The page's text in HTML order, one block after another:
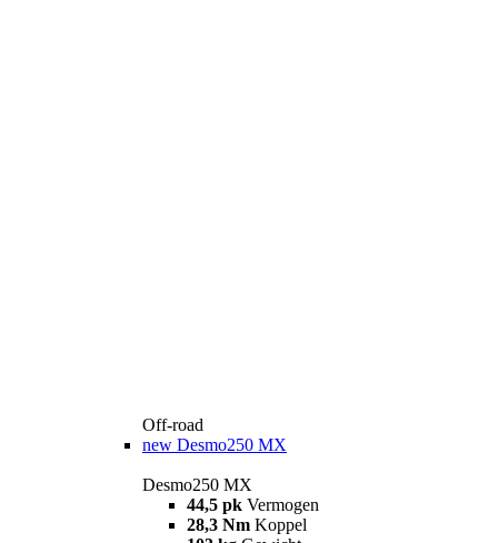
Off-road
new Desmo250 MX
Desmo250 MX
44,5 pk Vermogen
28,3 Nm Koppel